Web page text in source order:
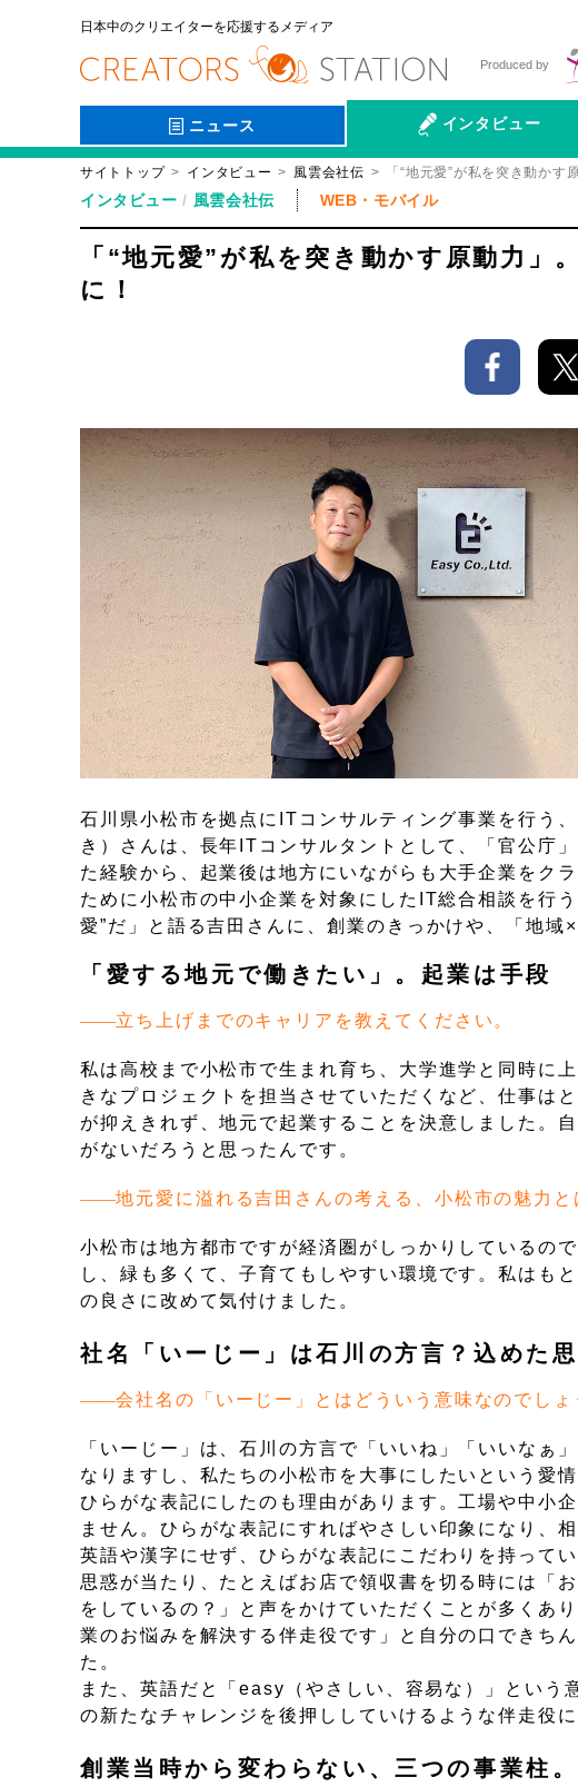
日本中のクリエイターを応援するメディア
Produced by
ニュース インタビュー
会社伝
サイトトップ インタビュー 風雲会社伝 「“地元愛”が私を突き動かす
インタビュー 風雲会社伝 WEB・モバイル
「“地元愛”が私を突き動かす原動力
に！
石川県小松市を拠点にITコンサルティング事業を行う
き）さんは、長年ITコンサルタントとして、「官公庁
た経験から、起業後は地方にいながらも大手企業をク
ために小松市の中小企業を対象にしたIT総合相談を行
愛”だ」と語る吉田さんに、創業のきっかけや、「地
「愛する地元で働きたい」。起業は手段
立ち上げまでのキャリアを教えてください。
私は高校まで小松市で生まれ育ち、大学進学と同時に
きなプロジェクトを担当させていただくなど、仕事は
が抑えきれず、地元で起業することを決意しました。
がないだろうと思ったんです。
地元愛に溢れる吉田さんの考える、小松市の魅力と
小松市は地方都市ですが経済圏がしっかりしているの
し、緑も多くて、子育てもしやすい環境です。私はも
の良さに改めて気付けました。
社名「いーじー」は石川の方言？込めた
会社名の「いーじー」とはどういう意味なのでしょ
「いーじー」は、石川の方言で「いいね」「いいなぁ
なりますし、私たちの小松市を大事にしたいという愛
ひらがな表記にしたのも理由があります。工場や中小
ません。ひらがな表記にすればやさしい印象になり、
英語や漢字にせず、ひらがな表記にこだわりを持ってい
思惑が当たり、たとえばお店で領収書を切る時には「
をしているの？」と声をかけていただくことが多くあ
業のお悩みを解決する伴走役です」と自分の口できち
た。
また、英語だと「easy（やさしい、容易な）」という
の新たなチャレンジを後押ししていけるような伴走役
創業当時から変わらない、三つの事業柱